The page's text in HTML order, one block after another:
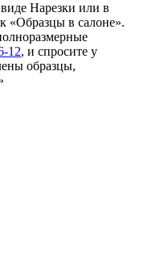
Нарезки или в
«Образцы в салоне».
12, и спросите у
образцы,